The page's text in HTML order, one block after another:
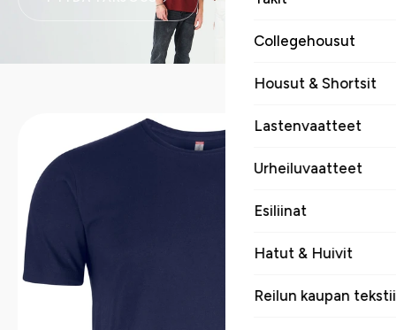
Collegehousut
Housut & Shortsit
Lastenvaatteet
Urheiluvaatteet
Esiliinat
Hatut & Huivit
Reilun kaupan